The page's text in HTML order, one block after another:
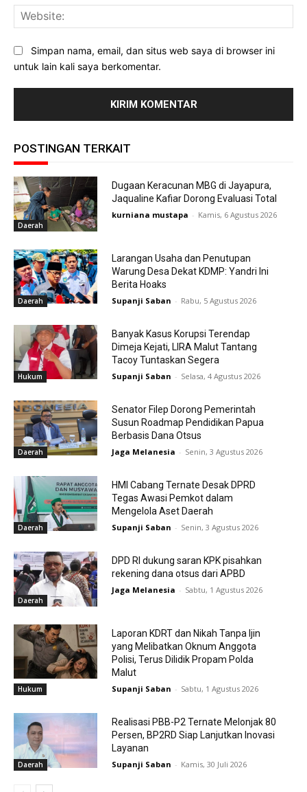
Simpan nama, email, dan situs web saya di browser ini
untuk lain kali saya berkomentar.
POSTINGAN TERKAIT
Daerah
Dugaan Keracunan MBG di Jayapura,
Jaqualine Kafiar Dorong Evaluasi Total
kurniana mustapa - Kamis, 6 Agustus 2026
Daerah
Larangan Usaha dan Penutupan
Warung Desa Dekat KDMP: Yandri Ini
Berita Hoaks
Supanji Saban - Rabu, 5 Agustus 2026
Hukum
Banyak Kasus Korupsi Terendap
Dimeja Kejati, LIRA Malut Tantang
Tacoy Tuntaskan Segera
Supanji Saban - Selasa, 4 Agustus 2026
Daerah
Senator Filep Dorong Pemerintah
Susun Roadmap Pendidikan Papua
Berbasis Dana Otsus
Jaga Melanesia - Senin, 3 Agustus 2026
Daerah
HMI Cabang Ternate Desak DPRD
Tegas Awasi Pemkot dalam
Mengelola Aset Daerah
Supanji Saban - Senin, 3 Agustus 2026
Daerah
DPD RI dukung saran KPK pisahkan
rekening dana otsus dari APBD
Jaga Melanesia - Sabtu, 1 Agustus 2026
Hukum
Laporan KDRT dan Nikah Tanpa Ijin
yang Melibatkan Oknum Anggota
Polisi, Terus Dilidik Propam Polda
Malut
Supanji Saban - Sabtu, 1 Agustus 2026
Daerah
Realisasi PBB-P2 Ternate Melonjak 80
Persen, BP2RD Siap Lanjutkan Inovasi
Layanan
Supanji Saban - Kamis, 30 Juli 2026